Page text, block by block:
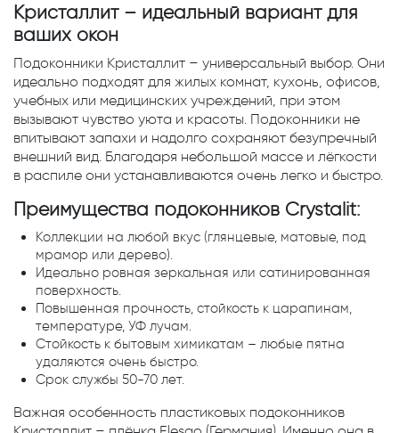
Кристаллит – идеальный вариант для
ваших окон
Подоконники Кристаллит – универсальный выбор. Они
идеально подходят для жилых комнат, кухонь, офисов,
учебных или медицинских учреждений, при этом
вызывают чувство уюта и красоты. Подоконники не
впитывают запахи и надолго сохраняют безупречный
внешний вид. Благодаря небольшой массе и лёгкости
в распиле они устанавливаются очень легко и быстро.
Преимущества подоконников Crystalit:
Коллекции на любой вкус (глянцевые, матовые, под
мрамор или дерево).
Идеально ровная зеркальная или сатинированная
поверхность.
Повышенная прочность, стойкость к царапинам,
температуре, УФ лучам.
Стойкость к бытовым химикатам – любые пятна
удаляются очень быстро.
Срок службы 50-70 лет.
Важная особенность пластиковых подоконников